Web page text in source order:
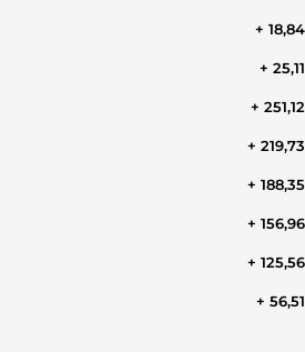
+
+
+
+
+
+
+
+